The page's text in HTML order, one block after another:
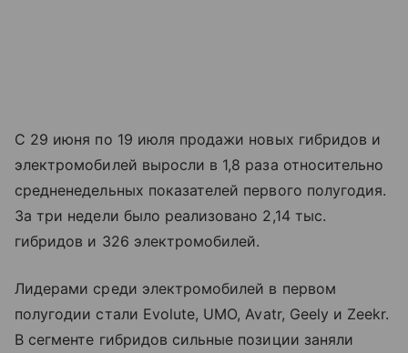
С 29 июня по 19 июля продажи новых гибридов и
электромобилей выросли в 1,8 раза относительно
средненедельных показателей первого полугодия.
За три недели было реализовано 2,14 тыс.
гибридов и 326 электромобилей.
Лидерами среди электромобилей в первом
полугодии стали Evolute, UMO, Avatr, Geely и Zeekr.
В сегменте гибридов сильные позиции заняли